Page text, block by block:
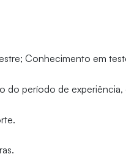
Conhecimento em
do período de